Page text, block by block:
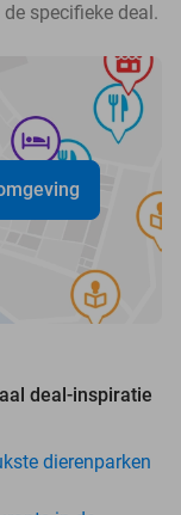
specifieke deal.
deal-inspiratie
dierenparken